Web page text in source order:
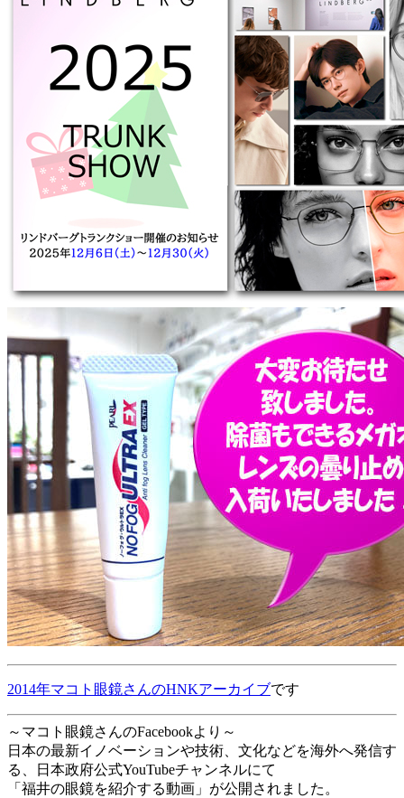
2014年マコト眼鏡さんのHNKアーカイブです
～マコト眼鏡さんのFacebookより～
日本の最新イノベーションや技術、文化などを海外へ発信す
る、日本政府公式YouTubeチャンネルにて
「福井の眼鏡を紹介する動画」が公開されました。